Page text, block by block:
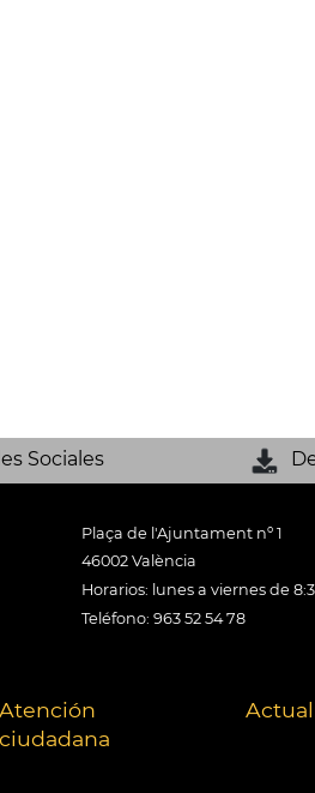
Sociales
Plaça de l'Ajuntament nº 1
46002 València
Horarios: lunes a viernes de
Teléfono: 963 52 54 78
Atención
ciudadana